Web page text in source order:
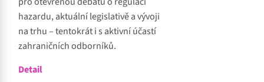
hazardu, aktuální legislativě a vývoji
na trhu – tentokrát i s aktivní účastí
zahraničních odborníků.
Detail